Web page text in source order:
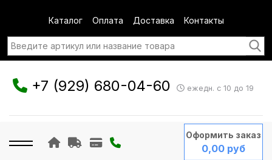
Каталог Оплата Доставка Контакты
+7 (929) 680-04-60 ежедн. с 10 до 19
Оформить заказ
0,00 руб